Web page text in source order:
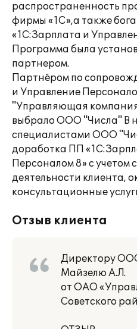
распространенность
фирмы «1С»,а также
«1С:Зарплата и
Программа была
партнером.
Партнёром по
и Управление
"Управляющая
выбрало ООО "Числа" В
специалистами ООО
доработка ПП
Персоналом 8» с учетом
деятельности клиента,
консультационные
Отзыв клиента
Директору
Майзелю А.Л.
от ОАО
Советского